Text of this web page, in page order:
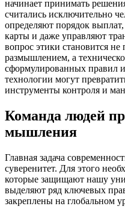
начинает принимать
считались исключительно
определяют порядок
карты и даже управляют
вопрос этики становится
размышлением, а
сформулированных правил
технологии могут
инструменты контроля и
Команда людей
мышления
Главная задача
суверенитет. Для этого
которые защищают нашу
выделяют ряд ключевых
закреплены на глобальном